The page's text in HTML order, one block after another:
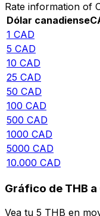
Rate information of
Dólar canadiense
1 CAD
5 CAD
10 CAD
25 CAD
50 CAD
100 CAD
500 CAD
1000 CAD
5000 CAD
10.000 CAD
Gráfico de THB a
Vea tu 5 THB en